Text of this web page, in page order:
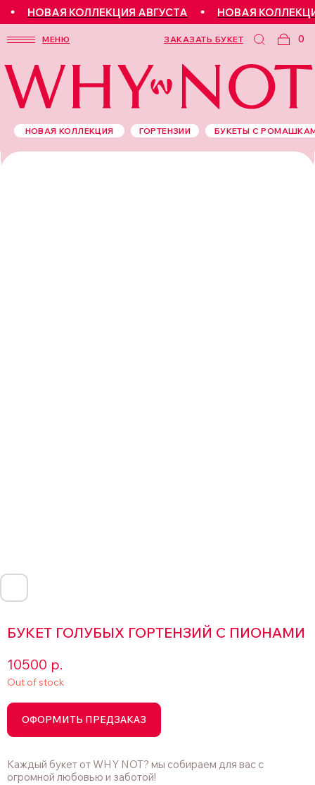
НОВАЯ КОЛЛЕКЦИЯ АВГУСТА НОВАЯ
МЕНЮ 0
ЗАКАЗАТЬ БУКЕТ
БУКЕТЫ С
НОВАЯ КОЛЛЕКЦИЯ ГОРТЕНЗИИ
БУКЕТ ГОЛУБЫХ ГОРТЕНЗИЙ С ПИОНАМИ
10500 р.
Out of stock
ОФОРМИТЬ ПРЕДЗАКАЗ
Каждый букет от WHY NOT? мы собираем для вас с
огромной любовью и заботой!